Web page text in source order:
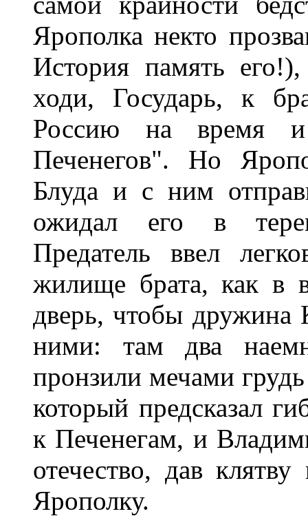
Ярополка некто
История память
ходи, Государь, к
Россию на время
Печенегов". Но
Блуда и с ним
ожидал его в
Предатель ввел
жилище брата, как в
дверь, чтобы дружина
ними: там два
пронзили мечами
который предсказал
к Печенегам, и
отечество, дав
Ярополку.